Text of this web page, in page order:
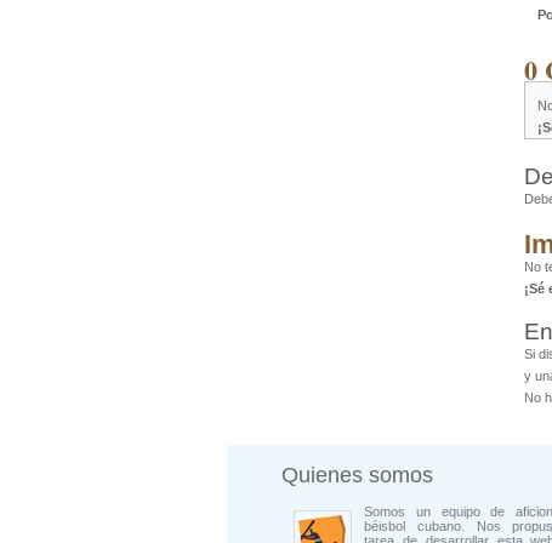
0
No
Si
y
No
Quienes somos
Somos un equipo de
béisbol cubano. Nos